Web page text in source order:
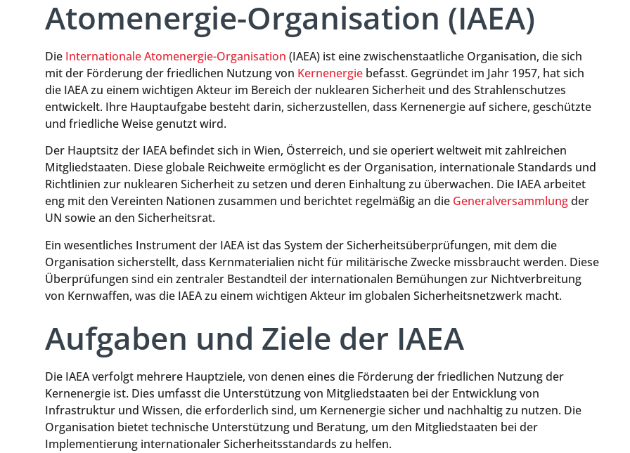
Atomenergie-Organisation (IAEA)
Die Internationale Atomenergie-Organisation (IAEA) ist eine zwischenstaatliche Organisation, die sich
mit der Förderung der friedlichen Nutzung von Kernenergie befasst. Gegründet im Jahr 1957, hat sich
die IAEA zu einem wichtigen Akteur im Bereich der nuklearen Sicherheit und des Strahlenschutzes
entwickelt. Ihre Hauptaufgabe besteht darin, sicherzustellen, dass Kernenergie auf sichere, geschützte
und friedliche Weise genutzt wird.
Der Hauptsitz der IAEA befindet sich in Wien, Österreich, und sie operiert weltweit mit zahlreichen
Mitgliedstaaten. Diese globale Reichweite ermöglicht es der Organisation, internationale Standards und
Richtlinien zur nuklearen Sicherheit zu setzen und deren Einhaltung zu überwachen. Die IAEA arbeitet
eng mit den Vereinten Nationen zusammen und berichtet regelmäßig an die Generalversammlungder
UN sowie an den Sicherheitsrat.
Ein wesentliches Instrument der IAEA ist das System der Sicherheitsüberprüfungen, mit dem die
Organisation sicherstellt, dass Kernmaterialien nicht für militärische Zwecke missbraucht werden. Diese
Überprüfungen sind ein zentraler Bestandteil der internationalen Bemühungen zur Nichtverbreitung
von Kernwaffen, was die IAEA zu einem wichtigen Akteur im globalen Sicherheitsnetzwerk macht.
Aufgaben und Ziele der IAEA
Die IAEA verfolgt mehrere Hauptziele, von denen eines die Förderung der friedlichen Nutzung der
Kernenergie ist. Dies umfasst die Unterstützung von Mitgliedstaaten bei der Entwicklung von
Infrastruktur und Wissen, die erforderlich sind, um Kernenergie sicher und nachhaltig zu nutzen. Die
Organisation bietet technische Unterstützung und Beratung, um den Mitgliedstaaten bei der
Implementierung internationaler Sicherheitsstandards zu helfen.